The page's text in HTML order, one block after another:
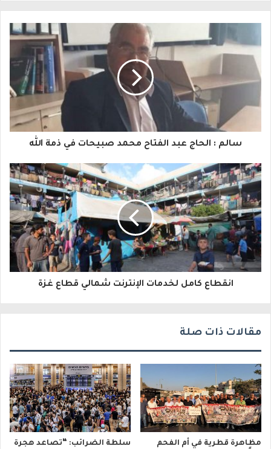
ر
ي
ا
إ
ل
ك
ت
ر
ن
سالم : الحاج عبد الفتاح محمد صبيحات في ذمة الله
انقطاع كامل لخدمات الإنترنت شمالي قطاع غزة
مقالات ذات صلة
مظاهرة قطرية في أم الفحم
سلطة الضرائب: “تصاعد هجرة